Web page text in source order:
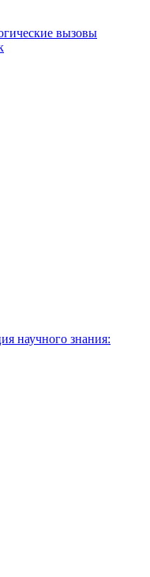
вызовы
научного знания: